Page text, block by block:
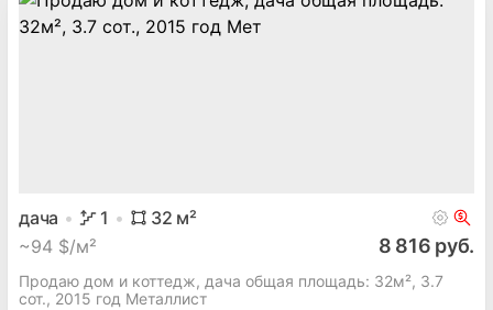
дача 1 32 м²
~94 $/м² 8 816 руб.
Продаю дом и коттедж, дача общая площадь: 32м², 3.7
сот., 2015 год Металлист